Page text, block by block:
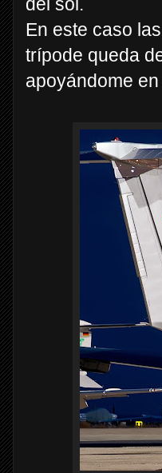
del sol.
En este caso
trípode queda
apoyándome